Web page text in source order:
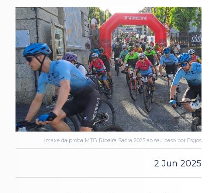
Imaxe da proba MTB Ribeira Sacra 2025 ao seu paso por Esgos
2 Jun 2025